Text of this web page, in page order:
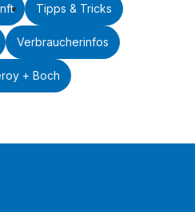
Tipps & Tricks
Verbraucherinfos
+ Boch